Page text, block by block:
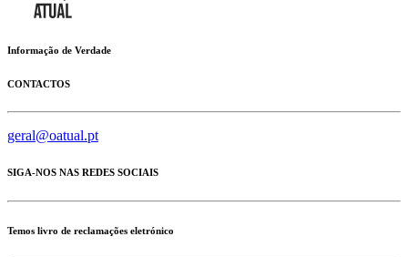
Informação de Verdade
CONTACTOS
geral@oatual.pt
SIGA-NOS NAS REDES SOCIAIS
Temos livro de reclamações eletrónico